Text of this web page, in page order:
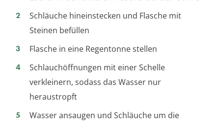
Schläuche hineinstecken und Flasche mit
Steinen befüllen
Flasche in eine Regentonne stellen
Schlauchöffnungen mit einer Schelle
verkleinern, sodass das Wasser nur
heraustropft
Wasser ansaugen und Schläuche um die